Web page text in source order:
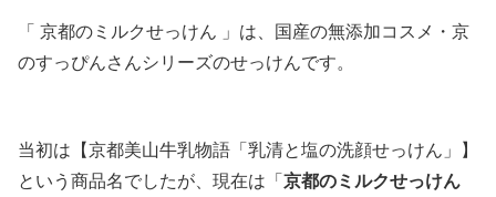
「 京都のミルクせっけん 」は、国産の無添加コスメ・京
のすっぴんさんシリーズのせっけんです。
当初は【京都美山牛乳物語「乳清と塩の洗顔せっけん」】
という商品名でしたが、現在は「 京都のミルクせっけん